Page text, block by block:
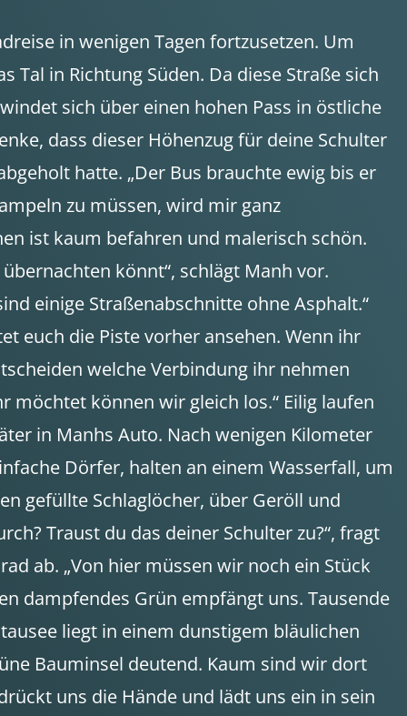
in wenigen Tagen fortzusetzen. Um
in Richtung Süden. Da diese Straße sich
sich über einen hohen Pass in östliche
dass dieser Höhenzug für deine Schulter
hatte. „Der Bus brauchte ewig bis er
zu müssen, wird mir ganz
ist kaum befahren und malerisch schön.
könnt“, schlägt Manh vor.
einige Straßenabschnitte ohne Asphalt.“
euch die Piste vorher ansehen. Wenn ihr
welche Verbindung ihr nehmen
möchtet können wir gleich los.“ Eilig laufen
in Manhs Auto. Nach wenigen Kilometer
Dörfer, halten an einem Wasserfall, um
gefüllte Schlaglöcher, über Geröll und
Traust du das deiner Schulter zu?“, fragt
ab. „Von hier müssen wir noch ein Stück
dampfendes Grün empfängt uns. Tausende
liegt in einem dunstigem bläulichen
Bauminsel deutend. Kaum sind wir dort
uns die Hände und lädt uns ein in sein